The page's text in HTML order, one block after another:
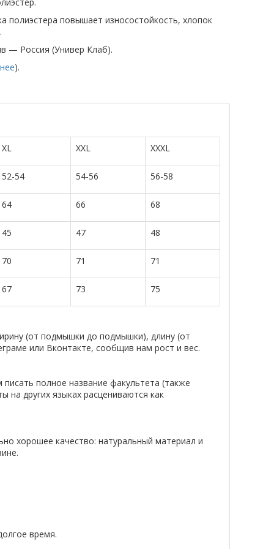
полиэстера повышает износостойкость, хлопок
— Россия (Универ Клаб).
).
XL XXL XXXL
52-54 54-56 56-58
64 66 68
45 47 48
70 71 71
67 73 75
(от подмышки до подмышки), длину (от
или Вконтакте, сообщив нам рост и вес.
полное название факультета (также
на других языках расцениваются как
хорошее качество: натуральный материал и
время.